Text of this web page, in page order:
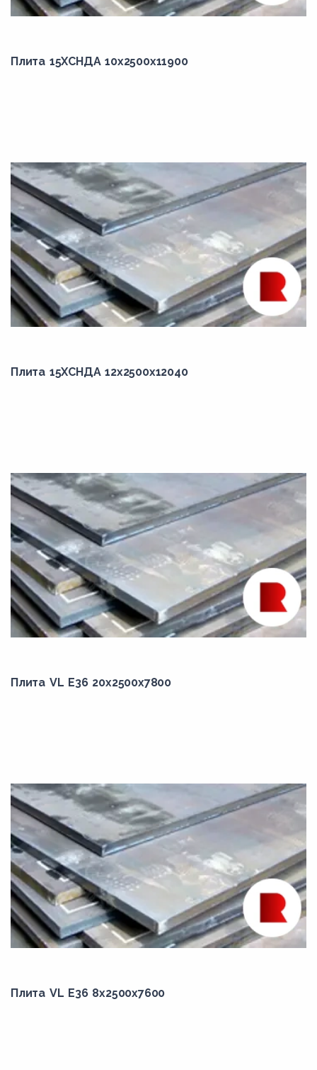
2509,00
2522,00
2532,00
605,00
70,00
740,00
775,00
860,00
900,00
Плита 15ХСНДА 10x2500x11900
Плита 15ХСНДА 12x2500x12040
Плита VL E36 20x2500x7800
Плита VL E36 8x2500x7600